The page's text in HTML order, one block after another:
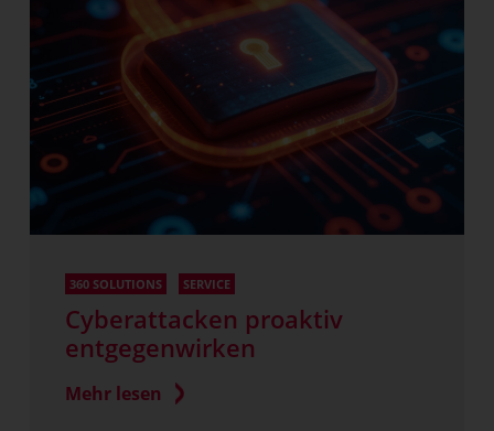
360 SOLUTIONS SERVICE
Cyberattacken proaktiv
entgegenwirken
Mehr lesen